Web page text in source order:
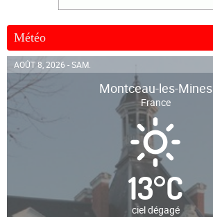
Météo
AOÛT 8, 2026 - SAM.
Montceau-les-Mines
France
13°C
ciel dégagé